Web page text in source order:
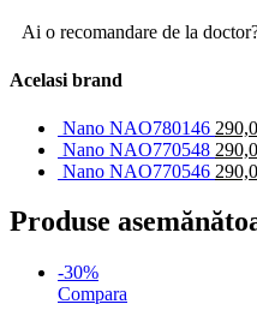
Ai o recomandare de la
Acelasi brand
Nano NAO780146
Nano NAO770548
Nano NAO770546
Produse
-30%
Compara